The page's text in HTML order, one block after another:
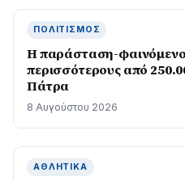
ΠΟΛΙΤΙΣΜΌΣ
Η παράσταση-
περισσότερους από
Πάτρα
8 Αυγούστου 2026
ΑΘΛΗΤΙΚΆ